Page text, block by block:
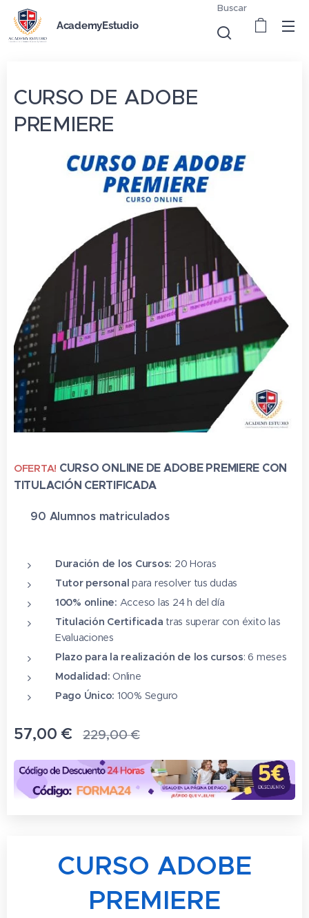
AcademyEstudio
Buscar
CURSO DE ADOBE
PREMIERE
OFERTA! CURSO ONLINE DE ADOBE PREMIERE CON
TITULACIÓN CERTIFICADA
✔ 90 Alumnos matriculados
Duración de los Cursos: 20 Horas
Tutor personalpara resolver tus dudas
100% online: Acceso las 24 h del día
Titulación Certificada tras superar con éxito las
Evaluaciones
Plazo para la realización de los cursos: 6 meses
Modalidad: Online
Pago Único: 100% Seguro
57,00 € 229,00€
CURSO ADOBE
PREMIERE